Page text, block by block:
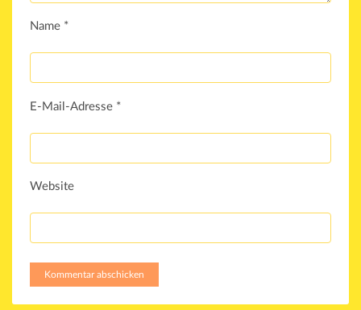
Name *
E-Mail-Adresse *
Website
Kommentar abschicken